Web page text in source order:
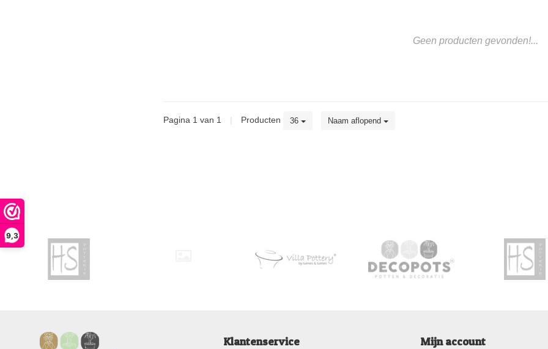
9,3
Geen producten gevonden!...
Pagina 1 van 1 | Producten 36 Naam aflopend
Klantenservice Mijn account